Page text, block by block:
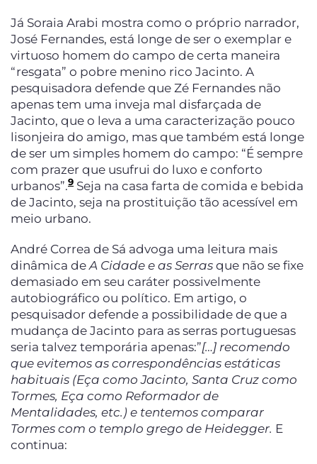
Já Soraia Arabi mostra como o próprio narrador,
José Fernandes, está longe de ser o exemplar e
virtuoso homem do campo de certa maneira
“resgata” o pobre menino rico Jacinto. A
pesquisadora defende que Zé Fernandes não
apenas tem uma inveja mal disfarçada de
Jacinto, que o leva a uma caracterização pouco
lisonjeira do amigo, mas que também está longe
de ser um simples homem do campo: “É sempre
com prazer que usufrui do luxo e conforto
urbanos”.9 Seja na casa farta de comida e bebida
de Jacinto, seja na prostituição tão acessível em
meio urbano.
André Correa de Sá advoga uma leitura mais
dinâmica de A Cidade e as Serras que não se fixe
demasiado em seu caráter possivelmente
autobiográfico ou político. Em artigo, o
pesquisador defende a possibilidade de que a
mudança de Jacinto para as serras portuguesas
seria talvez temporária apenas:”[…] recomendo
que evitemos as correspondências estáticas
habituais (Eça como Jacinto, Santa Cruz como
Tormes, Eça como Reformador de
Mentalidades, etc.) e tentemos comparar
Tormes com o templo grego de Heidegger. E
continua: